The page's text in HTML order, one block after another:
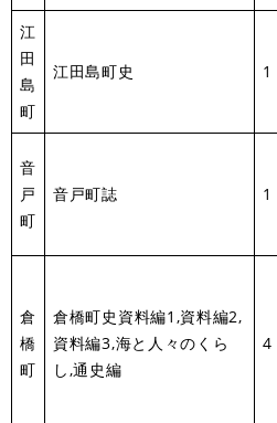
江
田
島
町
江田島町史 1
音
戸
町
音戸町誌 1
倉
橋
町
倉橋町史資料編1,資料編2,
資料編3,海と人々のくら
し,通史編
4